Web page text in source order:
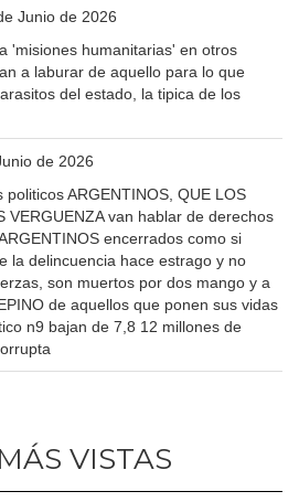
Junio de 2026
'misiones humanitarias' en otros
a laburar de aquello para lo que
del estado, la tipica de los
de 2026
ARGENTINOS, QUE LOS
VERGUENZA van hablar de derechos
encerrados como si
la delincuencia hace estrago y no
son muertos por dos mango y a
de aquellos que ponen sus vidas
n9 bajan de 7,8 12 millones de
VISTAS